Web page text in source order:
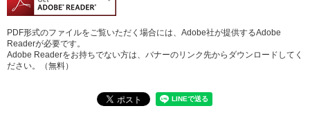
PDF形式のファイルをご覧いただく場合には、Adobe社が提供するAdobe
Readerが必要です。
Adobe Readerをお持ちでない方は、バナーのリンク先からダウンロードしてく
ださい。（無料）